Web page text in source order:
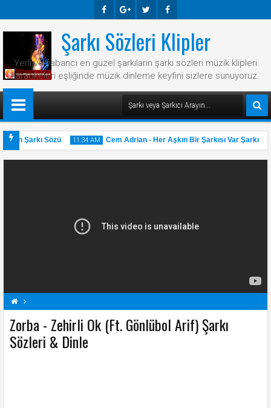
Ook E-
Plus
R Ook
Şarkı Sözleri Klipler
Yerli ve yabancı en güzel şarkıların şarkı sözleri müzik klipleri
karaokeleri eşliğinde müzik dinleme keyfini sizlere sunuyoruz.
Şarkı Sözü 11:34 AM
31 May
2025
Cem Adrian - Her Aşkın Bir Şarkısı Var Şarkı
Şarkı Sözleri Z
Zehirli Ok (Ft. Gönlübol Arif) Şarkı Sözleri
Zorba Şarkı Sözleri
Zorba - Zehirli Ok (Ft. Gönlübol Arif) Şarkı
Sözleri & Dinle